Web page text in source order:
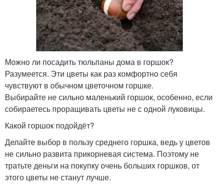
Можно ли посадить тюльпаны дома в горшок?
Разумеется. Эти цветы как раз комфортно себя
чувствуют в обычном цветочном горшке.
Выбирайте не сильно маленький горшок, особенно, если
собираетесь проращивать цветы не с одной луковицы.
Какой горшок подойдёт?
Делайте выбор в пользу среднего горшка, ведь у цветов
не сильно развита прикорневая система. Поэтому не
тратьте деньги на покупку очень больших горшков, от
этого цветы не станут лучше.